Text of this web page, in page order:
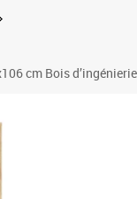
cm Bois d’ingénierie